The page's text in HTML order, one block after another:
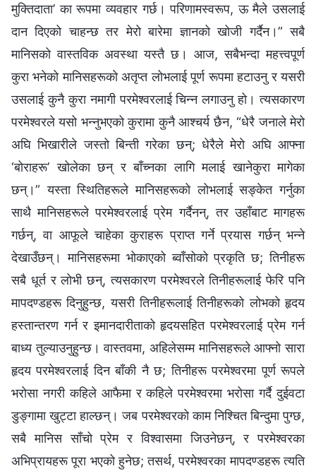
मुक्तिदाता’ का रूपमा व्यवहार गर्छ। परिणामस्वरूप, ऊ मैले उसलाई
दान दिएको चाहन्छ तर मेरो बारेमा ज्ञानको खोजी गर्दैन।” सबै
मानिसको वास्तविक अवस्था यस्तै छ। आज, सबैभन्दा महत्त्वपूर्ण
कुरा भनेको मानिसहरूको अतृप्त लोभलाई पूर्ण रूपमा हटाउनु र यसरी
उसलाई कुनै कुरा नमागी परमेश्‍वरलाई चिन्‍न लगाउनु हो। त्यसकारण
परमेश्‍वरले यसो भन्‍नुभएको कुरामा कुनै आश्‍चर्य छैन, “धेरै जनाले मेरो
अघि भिखारीले जस्तो बिन्ती गरेका छन्; धेरैले मेरो अघि आफ्ना
‘बोराहरू’ खोलेका छन् र बाँच्‍नका लागि मलाई खानेकुरा मागेका
छन्।” यस्ता स्थितिहरूले मानिसहरूको लोभलाई सङ्केत गर्नुका
साथै मानिसहरूले परमेश्‍वरलाई प्रेम गर्दैनन्, तर उहाँबाट मागहरू
गर्छन्, वा आफूले चाहेका कुराहरू प्राप्त गर्ने प्रयास गर्छन् भन्‍ने
देखाउँछन्। मानिसहरूमा भोकाएको ब्‍वाँसोको प्रकृति छ; तिनीहरू
सबै धूर्त र लोभी छन्, त्यसकारण परमेश्‍वरले तिनीहरूलाई फेरि पनि
मापदण्डहरू दिनुहुन्छ, यसरी तिनीहरूलाई तिनीहरूको लोभको हृदय
हस्तान्तरण गर्न र इमानदारीताको हृदयसहित परमेश्‍वरलाई प्रेम गर्न
बाध्य तुल्याउनुहुन्छ। वास्तवमा, अहिलेसम्‍म मानिसहरूले आफ्‍नो सारा
हृदय परमेश्‍वरलाई दिन बाँकी नै छ; तिनीहरू परमेश्‍वरमा पूर्ण रूपले
भरोसा नगरी कहिले आफैमा र कहिले परमेश्‍वरमा भरोसा गर्दै दुईवटा
डुङ्गामा खुट्टा हाल्छन्। जब परमेश्‍वरको काम निश्‍चित बिन्दुमा पुग्छ,
सबै मानिस साँचो प्रेम र विश्‍वासमा जिउनेछन्, र परमेश्‍वरका
अभिप्रायहरू पूरा भएको हुनेछ; तसर्थ, परमेश्‍वरका मापदण्डहरू त्यति